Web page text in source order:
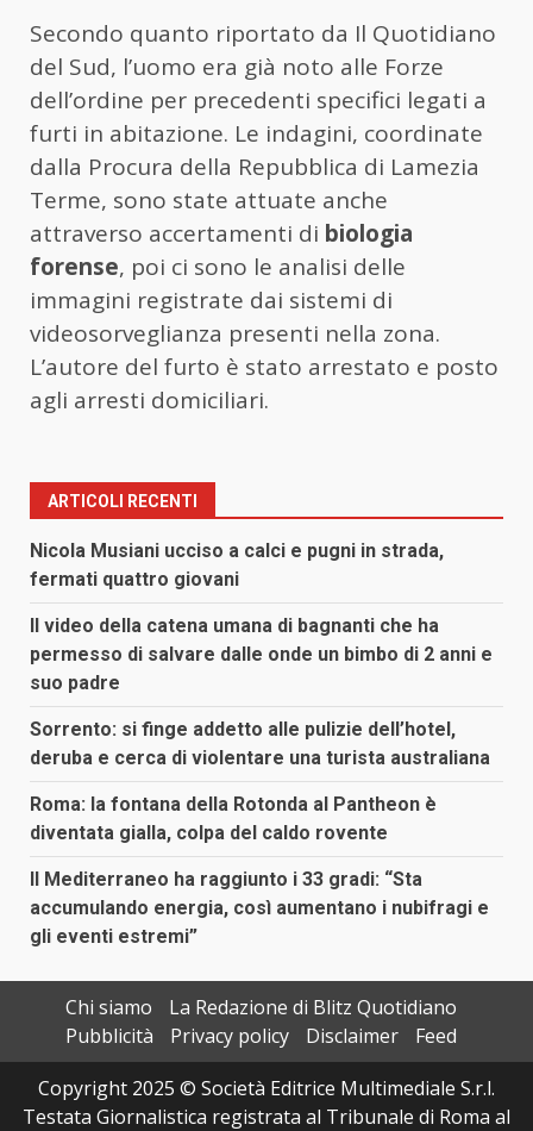
Secondo quanto riportato da Il Quotidiano
del Sud, l’uomo era già noto alle Forze
dell’ordine per precedenti specifici legati a
furti in abitazione. Le indagini, coordinate
dalla Procura della Repubblica di Lamezia
Terme, sono state attuate anche
attraverso accertamenti di biologia
forense, poi ci sono le analisi delle
immagini registrate dai sistemi di
videosorveglianza presenti nella zona.
L’autore del furto è stato arrestato e posto
agli arresti domiciliari.
ARTICOLI RECENTI
Nicola Musiani ucciso a calci e pugni in strada,
fermati quattro giovani
Il video della catena umana di bagnanti che ha
permesso di salvare dalle onde un bimbo di 2 anni e
suo padre
Sorrento: si finge addetto alle pulizie dell’hotel,
deruba e cerca di violentare una turista australiana
Roma: la fontana della Rotonda al Pantheon è
diventata gialla, colpa del caldo rovente
Il Mediterraneo ha raggiunto i 33 gradi: “Sta
accumulando energia, così aumentano i nubifragi e
gli eventi estremi”
Chi siamo
La Redazione di Blitz Quotidiano
Pubblicità
Privacy policy Disclaimer
Feed
Copyright 2025 © Società Editrice Multimediale S.r.l.
Testata Giornalistica registrata al Tribunale di Roma al